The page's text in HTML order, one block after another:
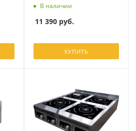
В наличии
11 390 руб.
КУПИТЬ